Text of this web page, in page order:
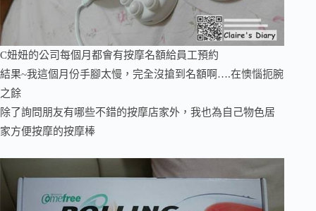
C妞妞的公司每個月都會有按摩名額給員工預約
結果~我這個月份手腳太慢，完全沒搶到名額啊….在懊惱扼腕
之餘
除了詢問朋友有哪些不錯的按摩店家外，我也為自己物色居
家方便按摩的按摩棒